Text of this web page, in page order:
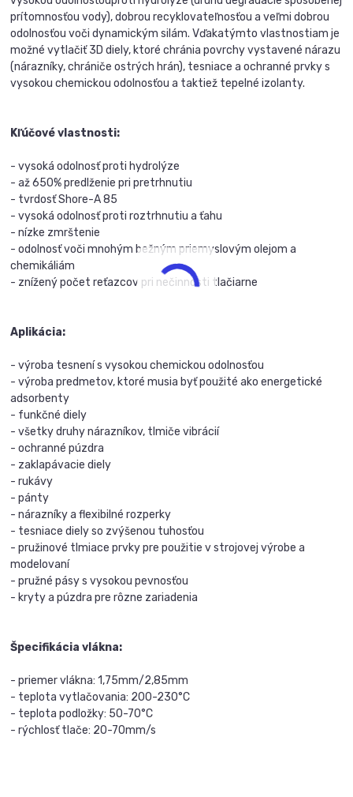
prítomnosťou vody), dobrou recyklovateľnosťou a veľmi dobrou
odolnosťou voči dynamickým silám. Vďakatýmto vlastnostiam je
možné vytlačiť 3D diely, ktoré chránia povrchy vystavené nárazu
(nárazníky, chrániče ostrých hrán), tesniace a ochranné prvky s
vysokou chemickou odolnosťou a taktiež tepelné izolanty.
Kľúčové vlastnosti:
- vysoká odolnosť proti hydrolýze
- až 650% predlženie pri pretrhnutiu
- tvrdosť Shore-A 85
- vysoká odolnosť proti roztrhnutiu a ťahu
- nízke zmrštenie
- odolnosť voči mnohým bežným priemyslovým olejom a
chemikáliám
- znížený počet reťazcov pri nečinnosti tlačiarne
Aplikácia:
- výroba tesnení s vysokou chemickou odolnosťou
- výroba predmetov, ktoré musia byť použité ako energetické
adsorbenty
- funkčné diely
- všetky druhy nárazníkov, tlmiče vibrácií
- ochranné púzdra
- zaklapávacie diely
- rukávy
- pánty
- nárazníky a flexibilné rozperky
- tesniace diely so zvýšenou tuhosťou
- pružinové tlmiace prvky pre použitie v strojovej výrobe a
modelovaní
- pružné pásy s vysokou pevnosťou
- kryty a púzdra pre rôzne zariadenia
Špecifikácia vlákna:
- priemer vlákna: 1,75mm/2,85mm
- teplota vytlačovania: 200-230°C
- teplota podložky: 50-70°C
- rýchlosť tlače: 20-70mm/s